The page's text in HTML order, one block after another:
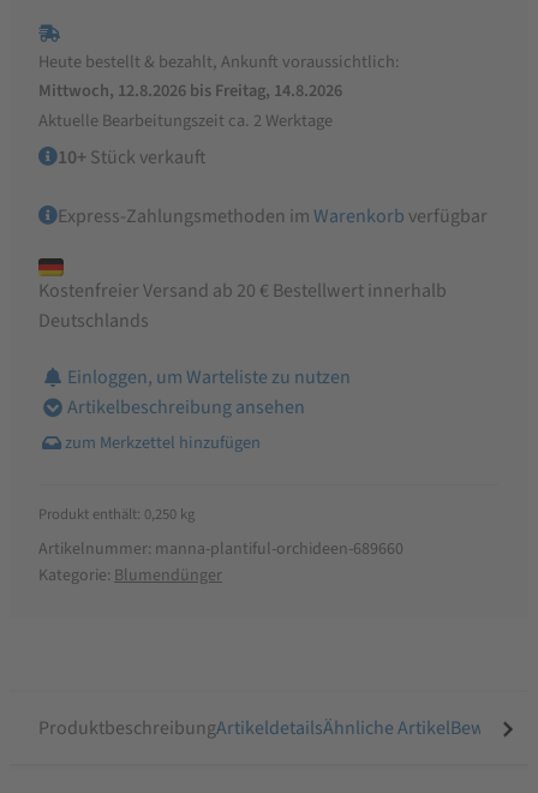
250
g
Menge
Heute bestellt & bezahlt, Ankunft voraussichtlich:
Mittwoch, 12.8.2026 bis Freitag, 14.8.2026
Aktuelle Bearbeitungszeit ca. 2 Werktage
10+Stück verkauft
Express-Zahlungsmethoden imWarenkorb verfügbar
Kostenfreier Versand ab 20 € Bestellwert innerhalb
Deutschlands
Einloggen, um Warteliste zu nutzen
Artikelbeschreibung ansehen
Produkt enthält: 0,250 kg
Artikelnummer: manna-plantiful-orchideen-689660
Kategorie: Blumendünger
ProduktbeschreibungArtikeldetailsÄhnliche Artikel